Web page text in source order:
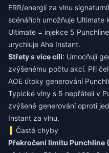
ERR/energií za vlnu
scénářích umožňuje Ultimate
Ultimate = injekce 5
urychluje Aha Instant.
Střety s více cíli: Umocňují
zvýšenému počtu akcí. Při
AOE útoky generování
Typické vlny s 5 nepřáteli v
zvýšené generování oproti
Instant za vlnu.
Časté chyby
Překročení limitu Punchline